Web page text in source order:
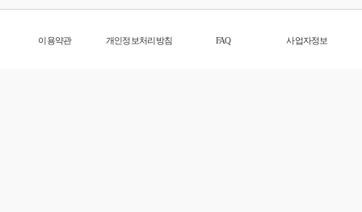
이용약관 개인정보처리방침 FAQ 사업자정보